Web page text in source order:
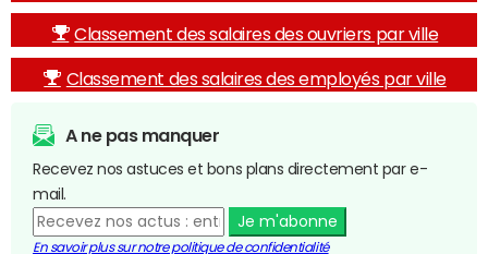
Classement des salaires des ouvriers par ville
Classement des salaires des employés par ville
A ne pas manquer
Recevez nos astuces et bons plans directement par e-
mail.
Je m'abonne
En savoir plus sur notre politique de confidentialité